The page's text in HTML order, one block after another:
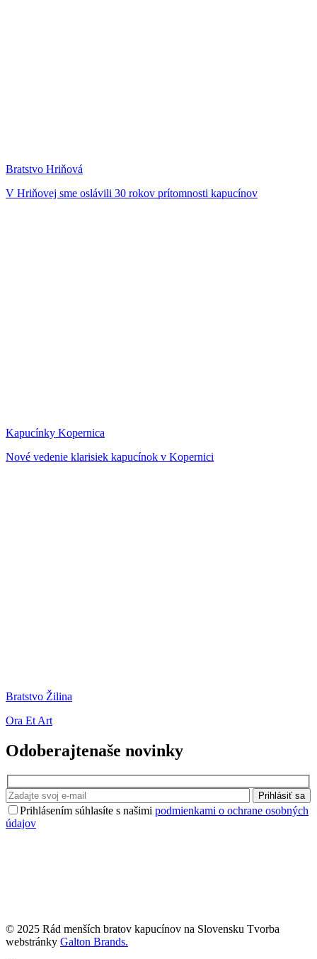
Bratstvo Hriňová
V Hriňovej sme oslávili 30 rokov prítomnosti kapucínov
Kapucínky Kopernica
Nové vedenie klarisiek kapucínok v Kopernici
Bratstvo Žilina
Ora Et Art
Odoberajtenaše novinky
Prihlásiť sa
Prihlásením súhlasíte s našimi podmienkami o ochrane osobných
údajov
© 2025 Rád menších bratov kapucínov na Slovensku Tvorba
webstránky Galton Brands.